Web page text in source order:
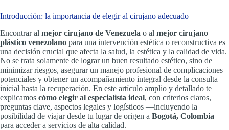
Introducción: la importancia de elegir al cirujano adecuado
Encontrar al mejor cirujano de Venezuela o al mejor cirujano
plástico venezolano para una intervención estética o reconstructiva es
una decisión crucial que afecta la salud, la estética y la calidad de vida.
No se trata solamente de lograr un buen resultado estético, sino de
minimizar riesgos, asegurar un manejo profesional de complicaciones
potenciales y obtener un acompañamiento integral desde la consulta
inicial hasta la recuperación. En este artículo amplio y detallado te
explicamos cómo elegir al especialista ideal, con criterios claros,
preguntas clave, aspectos legales y logísticos —incluyendo la
posibilidad de viajar desde tu lugar de origen a Bogotá, Colombia
para acceder a servicios de alta calidad.